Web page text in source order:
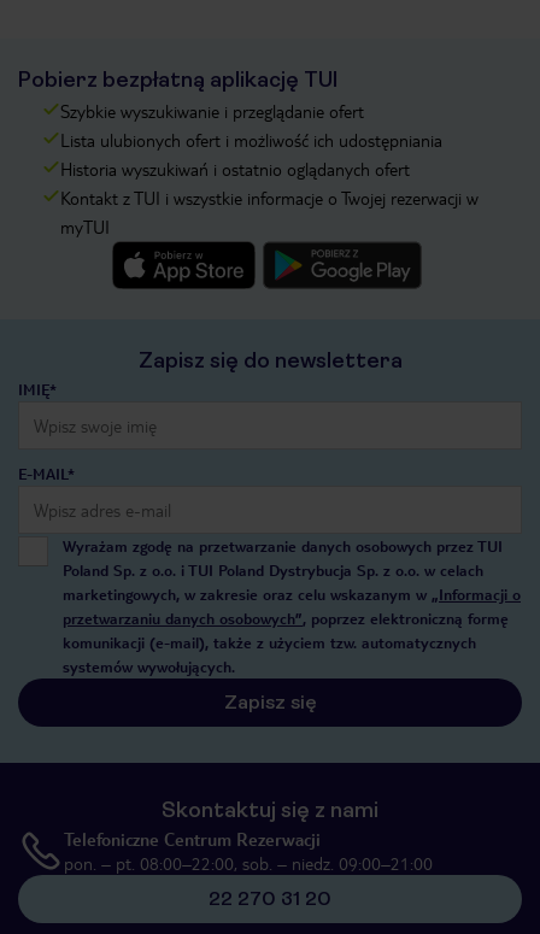
Pobierz bezpłatną aplikację TUI
Szybkie wyszukiwanie i przeglądanie ofert
Lista ulubionych ofert i możliwość ich udostępniania
Historia wyszukiwań i ostatnio oglądanych ofert
Kontakt z TUI i wszystkie informacje o Twojej rezerwacji w
myTUI
Zapisz się do newslettera
IMIĘ*
E-MAIL*
Wyrażam zgodę na przetwarzanie danych osobowych przez TUI
Poland Sp. z o.o. i TUI Poland Dystrybucja Sp. z o.o. w celach
marketingowych, w zakresie oraz celu wskazanym w „Informacji o
przetwarzaniu danych osobowych”, poprzez elektroniczną formę
komunikacji (e-mail), także z użyciem tzw. automatycznych
systemów wywołujących.
Zapisz się
Skontaktuj się z nami
Telefoniczne Centrum Rezerwacji
pon. – pt. 08:00–22:00, sob. – niedz. 09:00–21:00
22 270 31 20